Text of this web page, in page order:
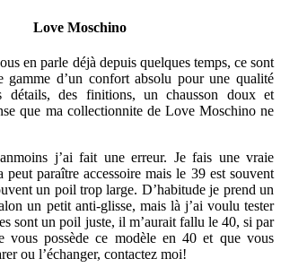
Love Moschino
en parle déjà depuis quelques temps, ce sont
gamme d’un confort absolu pour une qualité
détails, des finitions, un chausson doux et
que ma collectionnite de Love Moschino ne
j’ai fait une erreur. Je fais une vraie
peut paraître accessoire mais le 39 est souvent
un poil trop large. D’habitude je prend un
un petit anti-glisse, mais là j’ai voulu tester
sont un poil juste, il m’aurait fallu le 40, si par
vous possède ce modèle en 40 et que vous
ou l’échanger, contactez moi!